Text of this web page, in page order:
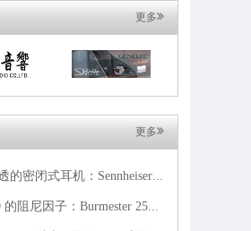
更多
更多